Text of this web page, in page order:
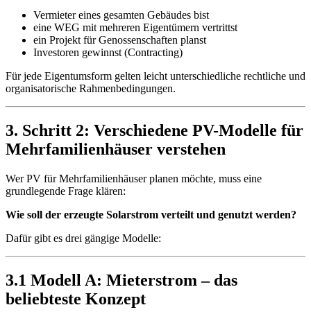
Vermieter eines gesamten Gebäudes bist
eine WEG mit mehreren Eigentümern vertrittst
ein Projekt für Genossenschaften planst
Investoren gewinnst (Contracting)
Für jede Eigentumsform gelten leicht unterschiedliche rechtliche und
organisatorische Rahmenbedingungen.
3. Schritt 2: Verschiedene PV-Modelle für
Mehrfamilienhäuser verstehen
Wer PV für Mehrfamilienhäuser planen möchte, muss eine
grundlegende Frage klären:
Wie soll der erzeugte Solarstrom verteilt und genutzt werden?
Dafür gibt es drei gängige Modelle:
3.1 Modell A: Mieterstrom – das
beliebteste Konzept